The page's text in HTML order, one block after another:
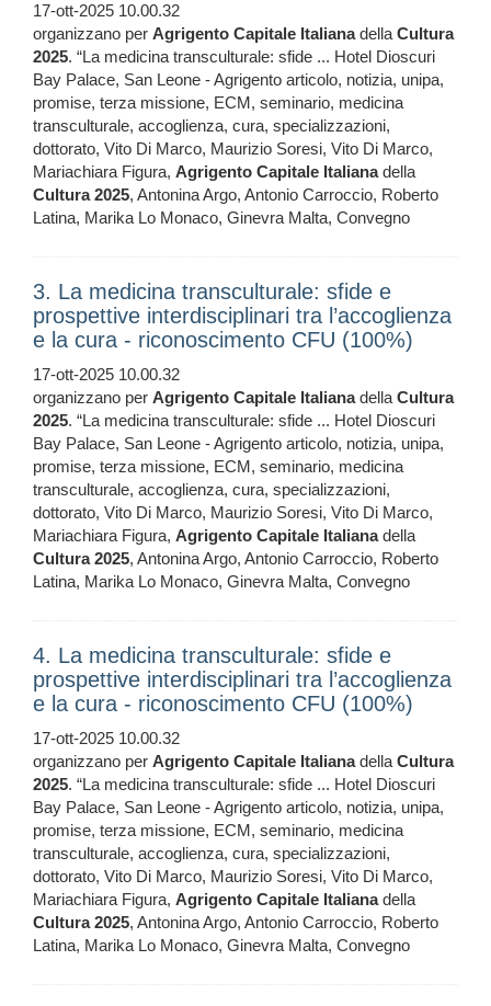
17-ott-2025 10.00.32
organizzano per Agrigento Capitale ItalianadellaCultura
2025. “La medicina transculturale: sfide ... Hotel Dioscuri
Bay Palace, San Leone - Agrigento articolo, notizia, unipa,
promise, terza missione, ECM, seminario, medicina
transculturale, accoglienza, cura, specializzazioni,
dottorato, Vito Di Marco, Maurizio Soresi, Vito Di Marco,
Mariachiara Figura, Agrigento Capitale Italianadella
Cultura 2025, Antonina Argo, Antonio Carroccio, Roberto
Latina, Marika Lo Monaco, Ginevra Malta, Convegno
3. La medicina transculturale: sfide e
prospettive interdisciplinari tra l’accoglienza
e la cura - riconoscimento CFU (100%)
17-ott-2025 10.00.32
organizzano per Agrigento Capitale ItalianadellaCultura
2025. “La medicina transculturale: sfide ... Hotel Dioscuri
Bay Palace, San Leone - Agrigento articolo, notizia, unipa,
promise, terza missione, ECM, seminario, medicina
transculturale, accoglienza, cura, specializzazioni,
dottorato, Vito Di Marco, Maurizio Soresi, Vito Di Marco,
Mariachiara Figura, Agrigento Capitale Italianadella
Cultura 2025, Antonina Argo, Antonio Carroccio, Roberto
Latina, Marika Lo Monaco, Ginevra Malta, Convegno
4. La medicina transculturale: sfide e
prospettive interdisciplinari tra l’accoglienza
e la cura - riconoscimento CFU (100%)
17-ott-2025 10.00.32
organizzano per Agrigento Capitale ItalianadellaCultura
2025. “La medicina transculturale: sfide ... Hotel Dioscuri
Bay Palace, San Leone - Agrigento articolo, notizia, unipa,
promise, terza missione, ECM, seminario, medicina
transculturale, accoglienza, cura, specializzazioni,
dottorato, Vito Di Marco, Maurizio Soresi, Vito Di Marco,
Mariachiara Figura, Agrigento Capitale Italianadella
Cultura 2025, Antonina Argo, Antonio Carroccio, Roberto
Latina, Marika Lo Monaco, Ginevra Malta, Convegno